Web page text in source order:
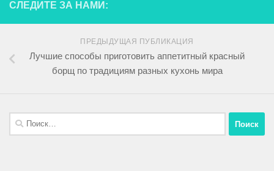
СЛЕДИТЕ ЗА НАМИ:
ПРЕДЫДУЩАЯ ПУБЛИКАЦИЯ
Лучшие способы приготовить аппетитный красный
борщ по традициям разных кухонь мира